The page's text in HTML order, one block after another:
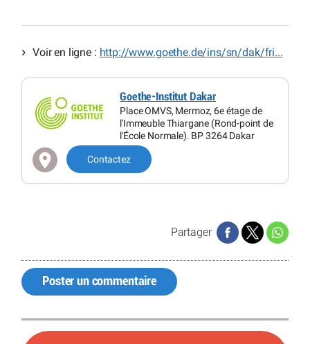
Voir en ligne : http://www.goethe.de/ins/sn/dak/fri...
Goethe-Institut Dakar
Place OMVS, Mermoz, 6e étage de
l'Immeuble Thiargane (Rond-point de
l'École Normale). BP 3264 Dakar
Contactez
Partager
Poster un commentaire